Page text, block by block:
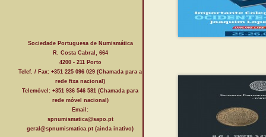
Sociedade Portuguesa de Numismática
R. Costa Cabral, 664
4200 - 211 Porto
Telef. / Fax: +351 225 096 029 (Chamada para a
rede fixa nacional)
Telemóvel: +351 936 546 581 (Chamada para
rede móvel nacional)
Email:
spnumismatica@sapo.pt
geral@spnumismatica.pt (ainda inativo)